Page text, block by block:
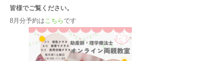
皆様でご覧ください。
8月分予約はこちら です